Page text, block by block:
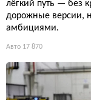
лёгкий путь — без
дорожные версии,
амбициями.
Авто 17 870